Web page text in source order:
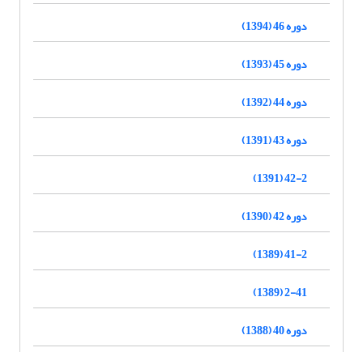
دوره 46 (1394)
دوره 45 (1393)
دوره 44 (1392)
دوره 43 (1391)
42-2 (1391)
دوره 42 (1390)
41-2 (1389)
2-41 (1389)
دوره 40 (1388)